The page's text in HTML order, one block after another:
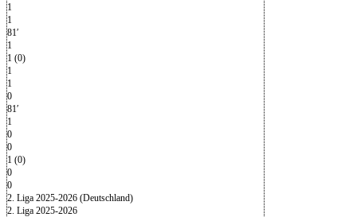
1
1
81′
1
1 (0)
1
1
0
81′
1
0
0
1 (0)
0
0
2. Liga 2025-2026 (Deutschland)
2. Liga 2025-2026